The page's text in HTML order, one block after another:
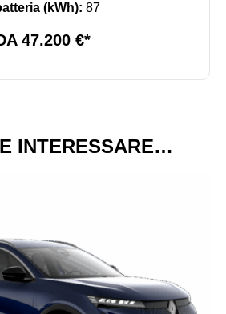
(kWh): 87
47.200 €*
INTERESSARE…